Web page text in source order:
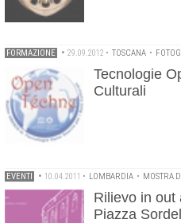
FORMAZIONE • 29.09.2012 • TOSCANA •
Tecnologie
Culturali
EVENTI • 10.04.2011 • LOMBARDIA • MOSTRA
Rilievo in out
Piazza